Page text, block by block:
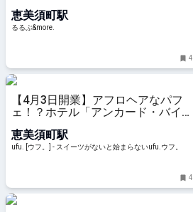
ぶ&more.
恵美須町駅
るるぶ&more.
4
【4月3日開業】アフロヘアなパフ
ェ！？ホテル「アンカード・バイ・
OSAKAスイーツ”と純喫茶の味 -
ufu. [ウフ。]
恵美須町駅
ufu. [ウフ。] - スイーツがないと始まらないufu.ウフ。
4